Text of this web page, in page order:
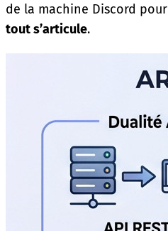
de la machine Discord pour
tout s’articule.